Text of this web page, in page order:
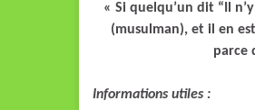
« Si quelqu’un dit “Il
(musulman), et il en
parce
Informations utiles :